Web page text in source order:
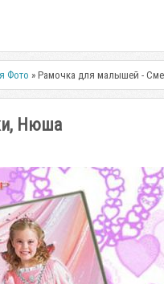
Фото » Рамочка для малышей -
Нюша